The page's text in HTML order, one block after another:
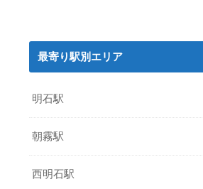
最寄り駅別エリア
明石駅
朝霧駅
西明石駅